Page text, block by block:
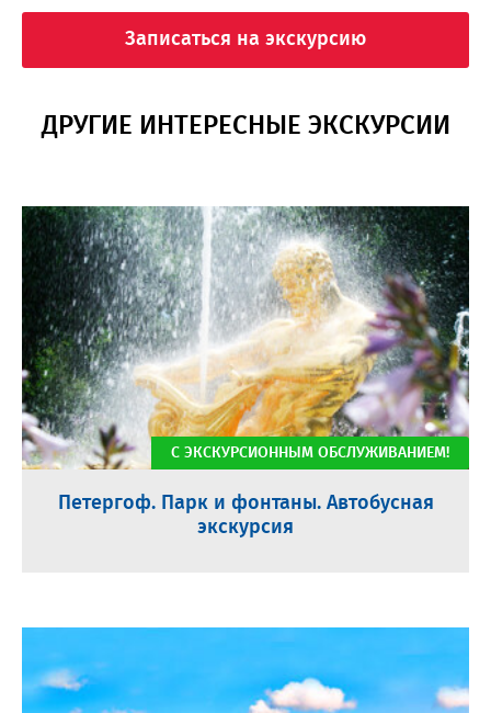
Записаться на экскурсию
ДРУГИЕ ИНТЕРЕСНЫЕ ЭКСКУРСИИ
Петергоф. Парк и фонтаны. Автобусная
экскурсия
С ЭКСКУРСИОННЫМ ОБСЛУЖИВАНИЕМ!